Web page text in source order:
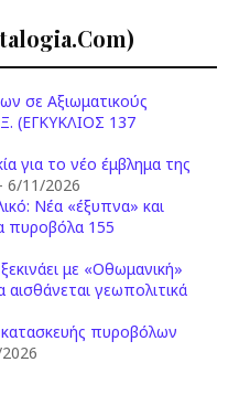
σε Αξιωματικούς
(ΕΓΚΥΚΛΙΟΣ 137
για το νέο έμβλημα της
- 6/11/2026
Νέα «έξυπνα» και
πυροβόλα 155
με «Οθωμανική»
γεωπολιτικά
πυροβόλων